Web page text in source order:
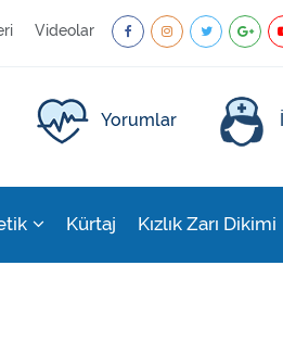
Videolar
Yorumlar
Kürtaj Kızlık Zarı Dikimi